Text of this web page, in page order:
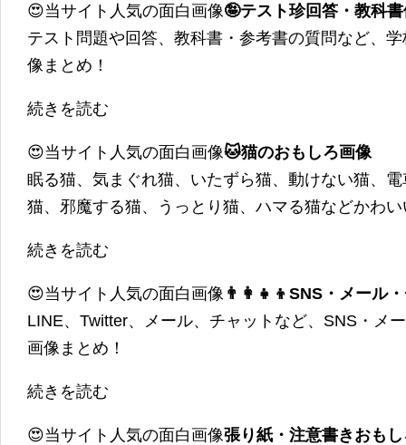
😍当サイト人気の面白画像🤪テスト珍回答・教科
テスト問題や回答、教科書・参考書の質問など、
像まとめ！
続きを読む
😍当サイト人気の面白画像🐱猫のおもしろ画像
眠る猫、気まぐれ猫、いたずら猫、動けない猫、
猫、邪魔する猫、うっとり猫、ハマる猫などかわ
続きを読む
😍当サイト人気の面白画像 👨‍👩‍👧‍👦SNS・メール
LINE、Twitter、メール、チャットなど、SNS・メ
画像まとめ！
続きを読む
😍当サイト人気の面白画像張り紙・注意書きおも